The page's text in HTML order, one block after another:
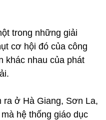
trong những giải
cơ hội đó của công
khác nhau của phát
ra ở Hà Giang, Sơn La,
hệ thống giáo dục